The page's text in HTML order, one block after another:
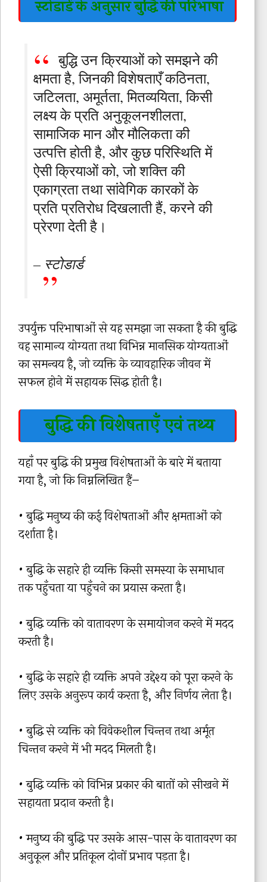
स्टोडार्ड के अनुसार बुद्धि की परिभाषा
बुद्धि उन क्रियाओं को समझने की
क्षमता है, जिनकी विशेषताएँ कठिनता,
जटिलता, अमूर्तता, मितव्ययिता, किसी
लक्ष्य के प्रति अनुकूलनशीलता,
सामाजिक मान और मौलिकता की
उत्पत्ति होती है, और कुछ परिस्थिति में
ऐसी क्रियाओं को, जो शक्ति की
एकाग्रता तथा सांवेगिक कारकों के
प्रति प्रतिरोध दिखलाती हैं, करने की
प्रेरणा देती है।
– स्टोडार्ड
उपर्युक्त परिभाषाओं से यह समझा जा सकता है की बुद्धि
वह सामान्य योग्यता तथा विभिन्न मानसिक योग्यताओं
का समन्वय है, जो व्यक्ति के व्यावहारिक जीवन में
सफल होने में सहायक सिद्ध होती है।
बुद्धि की विशेषताएँ एवं तथ्य
यहाँ पर बुद्धि की प्रमुख विशेषताओं के बारे में बताया
गया है, जो कि निम्नलिखित हैं–
• बुद्धि मनुष्य की कई विशेषताओं और क्षमताओं को
दर्शाता है।
• बुद्धि के सहारे ही व्यक्ति किसी समस्या के समाधान
तक पहुँचता या पहुँचने का प्रयास करता है।
• बुद्धि व्यक्ति को वातावरण के समायोजन करने में मदद
करती है।
• बुद्धि के सहारे ही व्यक्ति अपने उद्देश्य को पूरा करने के
लिए उसके अनुरूप कार्य करता है, और निर्णय लेता है।
• बुद्धि से व्यक्ति को विवेकशील चिन्तन तथा अर्मूत
चिन्तन करने में भी मदद मिलती है।
• बुद्धि व्यक्ति को विभिन्न प्रकार की बातों को सीखने में
सहायता प्रदान करती है।
• मनुष्य की बुद्धि पर उसके आस-पास के वातावरण का
अनुकूल और प्रतिकूल दोनों प्रभाव पड़ता है।